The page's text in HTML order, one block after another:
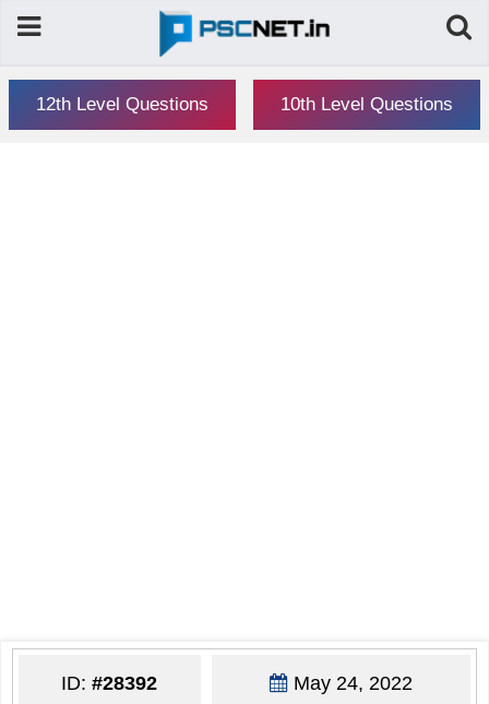
12th Level Questions 10th Level Questions
ID:#28392 May 24, 2022